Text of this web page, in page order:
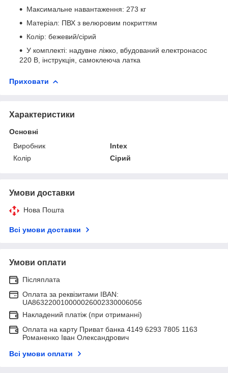
Максимальне навантаження: 273 кг
Матеріал: ПВХ з велюровим покриттям
Колір: бежевий/сірий
У комплекті: надувне ліжко, вбудований електронасос
220 В, інструкція, самоклеюча латка
Приховати
Характеристики
Основні
Виробник
Intex
Колір
Сірий
Умови доставки
Нова Пошта
Всі умови доставки
Умови оплати
Післяплата
Оплата за реквізитами IBAN:
UA863220010000026002330006056
Накладений платіж (при отриманні)
Оплата на карту Приват банка 4149 6293 7805 1163
Романенко Іван Олександрович
Всі умови оплати